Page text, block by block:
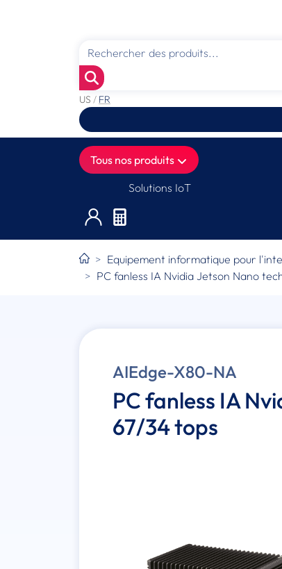
US / FR
Tous nos produits
Solutions IoT
Equipement informatique pour
PC fanless IA Nvidia Jetson Nano
AIEdge-X80-NA
PC fanless IA
67/34 tops